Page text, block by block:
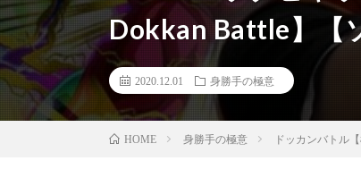
Dokkan Battle】【
2020.12.01 身勝手の極意
HOME 身勝手の極意 ドッカンバトル